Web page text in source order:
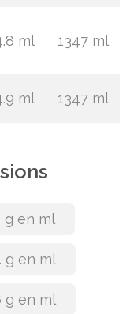
ml 1347 ml
ml 1347 ml
g en ml
g en ml
g en ml